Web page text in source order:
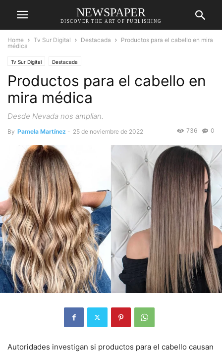
NEWSPAPER
DISCOVER THE ART OF PUBLISHING
Home Tv Sur Digital Destacada
Productos para el cabello en mira
médica
Tv Sur Digital Destacada
Productos para el cabello en
mira médica
Desde Nevada nos amplian.
By Pamela Martínez - 25 de noviembre de 2022 0
736
Autoridades investigan si productos para el cabello causan